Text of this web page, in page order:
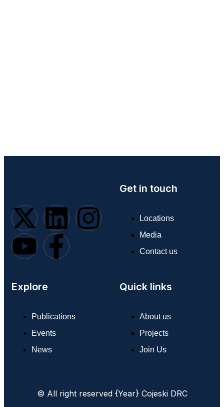
Quick links
About us
Projects
Join Us
Explore
Publications
Events
News
Get in touch
Locations
Media
Contact us
© All right reserved {Year} Cojeski DRC